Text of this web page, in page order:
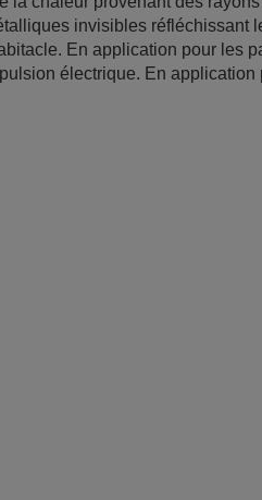
invisibles réfléchissant
En application pour les
électrique. En application